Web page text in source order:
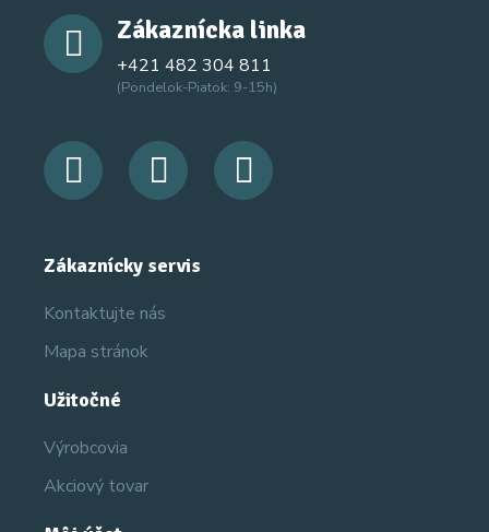
Zákaznícka linka
+421 482 304 811
(Pondelok-Piatok: 9-15h)
Zákaznícky servis
Kontaktujte nás
Mapa stránok
Užitočné
Výrobcovia
Akciový tovar